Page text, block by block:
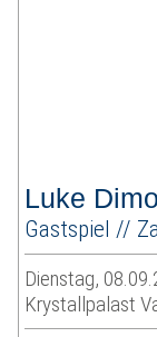
Luke
Gastspiel //
Dienstag,
Krystallpalast